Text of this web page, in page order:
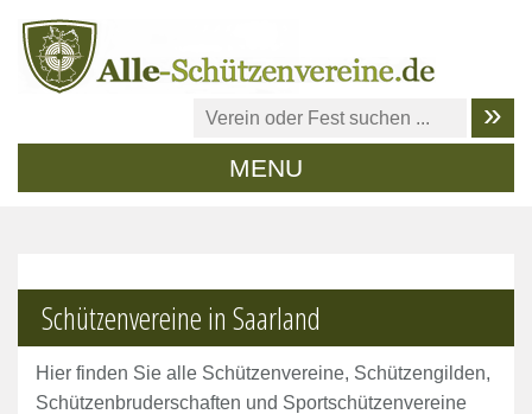
MENU
Schützenvereine in Saarland
Hier finden Sie alle Schützenvereine, Schützengilden,
Schützenbruderschaften und Sportschützenvereine